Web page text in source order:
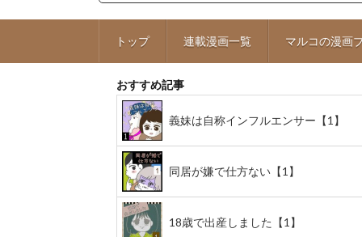
トップ 連載漫画一覧 マルコの漫画
おすすめ記事
義妹は自称インフルエンサー【1】
同居が嫌で仕方ない【1】
18歳で出産しました【1】